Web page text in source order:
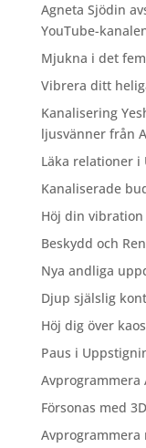
Agneta Sjödin
YouTube-
Mjukna i det
Vibrera ditt
Kanalisering
ljusvänner från
Läka relationer i
Kanaliserade
Höj din
Beskydd och
Nya andliga
Djup själslig
Höj dig över
Paus i
Avprogrammera
Försonas med 3D